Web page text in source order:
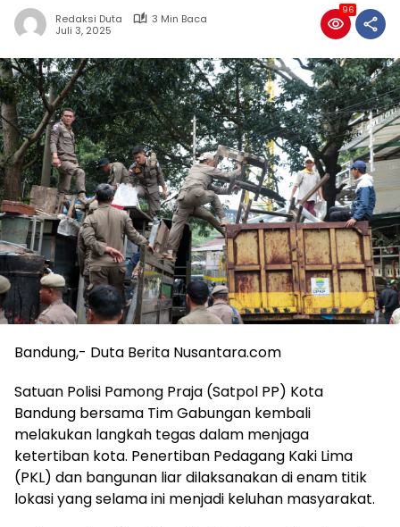
Redaksi Duta
3 Min Baca
Juli 3, 2025
96
Bandung,- Duta Berita Nusantara.com
Satuan Polisi Pamong Praja (Satpol PP) Kota
Bandung bersama Tim Gabungan kembali
melakukan langkah tegas dalam menjaga
ketertiban kota. Penertiban Pedagang Kaki Lima
(PKL) dan bangunan liar dilaksanakan di enam titik
lokasi yang selama ini menjadi keluhan masyarakat.